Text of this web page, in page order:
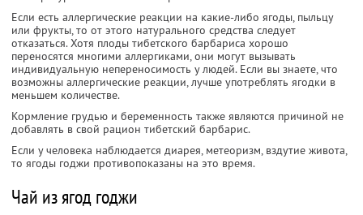
Если есть аллергические реакции на какие-либо ягоды, пыльцу
или фрукты, то от этого натурального средства следует
отказаться. Хотя плоды тибетского барбариса хорошо
переносятся многими аллергиками, они могут вызывать
индивидуальную непереносимость у людей. Если вы знаете, что
возможны аллергические реакции, лучше употреблять ягодки в
меньшем количестве.
Кормление грудью и беременность также являются причиной не
добавлять в свой рацион тибетский барбарис.
Если у человека наблюдается диарея, метеоризм, вздутие живота,
то ягоды годжи противопоказаны на это время.
Чай из ягод годжи